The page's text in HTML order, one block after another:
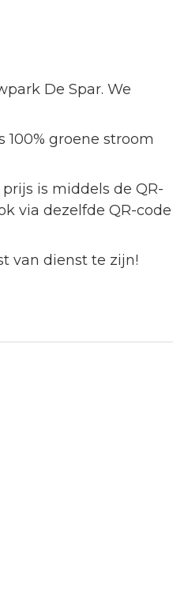
De Spar. We
groene stroom
is middels de QR-
via dezelfde QR-code
van dienst te zijn!